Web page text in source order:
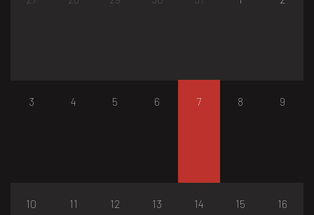
3 4 5 6 7 8 9
10 11 12 13 14 15 16